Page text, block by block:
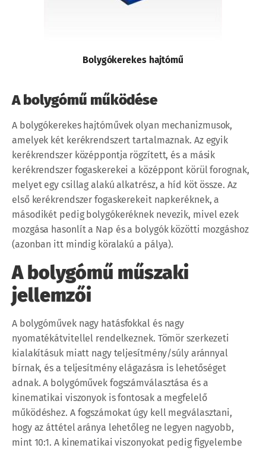
Bolygókerekes hajtómű
A bolygómű működése
A bolygókerekes hajtóművek olyan mechanizmusok,
amelyek két kerékrendszert tartalmaznak. Az egyik
kerékrendszer középpontja rögzített, és a másik
kerékrendszer fogaskerekei a középpont körül forognak,
melyet egy csillag alakú alkatrész, a híd köt össze. Az
első kerékrendszer fogaskerekeit napkeréknek, a
másodikét pedig bolygókeréknek nevezik, mivel ezek
mozgása hasonlít a Nap és a bolygók közötti mozgáshoz
(azonban itt mindig köralakú a pálya).
A bolygómű műszaki
jellemzői
A bolygóművek nagy hatásfokkal és nagy
nyomatékátvitellel rendelkeznek. Tömör szerkezeti
kialakításuk miatt nagy teljesítmény/súly aránnyal
bírnak, és a teljesítmény elágazásra is lehetőséget
adnak. A bolygóművek fogszámválasztása és a
kinematikai viszonyok is fontosak a megfelelő
működéshez. A fogszámokat úgy kell megválasztani,
hogy az áttétel aránya lehetőleg ne legyen nagyobb,
mint 10:1. A kinematikai viszonyokat pedig figyelembe